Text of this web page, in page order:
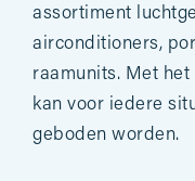
assortiment
airconditioners,
raamunits. Met
kan voor iedere
geboden worden.